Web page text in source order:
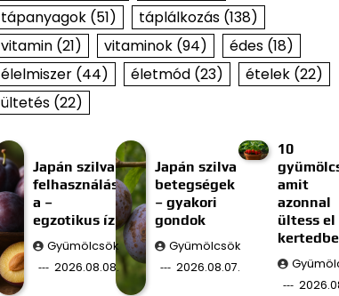
tápanyagok(51) táplálkozás(138)
vitamin(21) vitaminok(94) édes(18)
élelmiszer(44) életmód(23) ételek(22)
ültetés(22)
Japán szilva
felhasználás
a –
egzotikus íz
Gyümölcsök
2026.08.08.
Japán szilva
betegségek
– gyakori
gondok
Gyümölcsök
2026.08.07.
10
amit
azonnal
ültess el